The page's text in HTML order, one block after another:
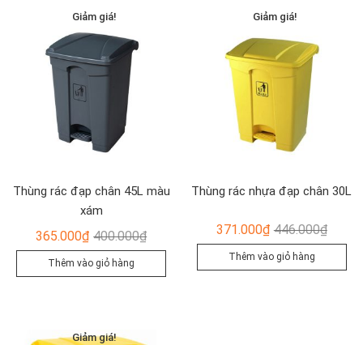
Giảm giá!
Thùng rác đạp chân 45L màu
xám
400.000₫Giá
gốc
là:
365.000₫
Giá
hiện
tại
Thêm vào giỏ hàng
Giảm giá!
Thùng rác nhựa đạp chân 30L
446.000₫Giá
gốc
là:
371.000₫
Giá
hiện
tại
Thêm vào giỏ hàng
Giảm giá!